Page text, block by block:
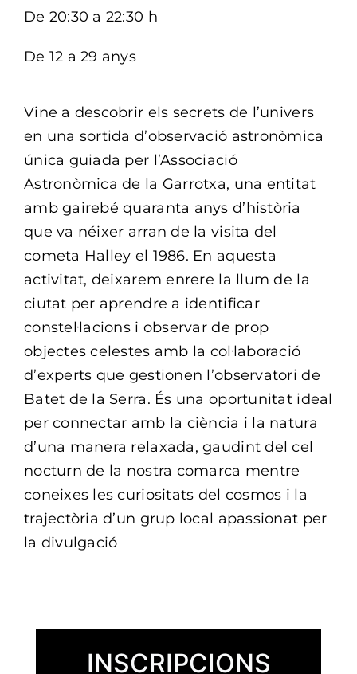
De 20:30 a 22:30 h
De 12 a 29 anys
Vine a descobrir els secrets de l’univers
en una sortida d’observació astronòmica
única guiada per l’Associació
Astronòmica de la Garrotxa, una entitat
amb gairebé quaranta anys d’història
que va néixer arran de la visita del
cometa Halley el 1986. En aquesta
activitat, deixarem enrere la llum de la
ciutat per aprendre a identificar
constel·lacions i observar de prop
objectes celestes amb la col·laboració
d’experts que gestionen l’observatori de
Batet de la Serra. És una oportunitat ideal
per connectar amb la ciència i la natura
d’una manera relaxada, gaudint del cel
nocturn de la nostra comarca mentre
coneixes les curiositats del cosmos i la
trajectòria d’un grup local apassionat per
la divulgació